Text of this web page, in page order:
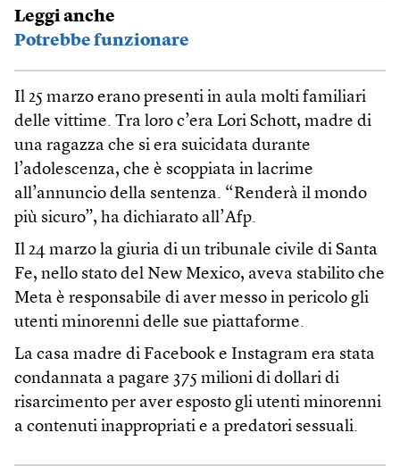
Leggi anche
Potrebbe funzionare
Il 25 marzo erano presenti in aula molti familiari
delle vittime. Tra loro c’era Lori Schott, madre di
una ragazza che si era suicidata durante
l’adolescenza, che è scoppiata in lacrime
all’annuncio della sentenza. “Renderà il mondo
più sicuro”, ha dichiarato all’Afp.
Il 24 marzo la giuria di un tribunale civile di Santa
Fe, nello stato del New Mexico, aveva stabilito che
Meta è responsabile di aver messo in pericolo gli
utenti minorenni delle sue piattaforme.
La casa madre di Facebook e Instagram era stata
condannata a pagare 375 milioni di dollari di
risarcimento per aver esposto gli utenti minorenni
a contenuti inappropriati e a predatori sessuali.